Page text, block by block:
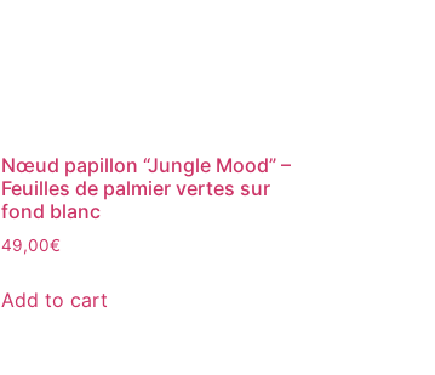
Nœud papillon “Jungle Mood” –
Feuilles de palmier vertes sur
fond blanc
49,00€
Add to cart